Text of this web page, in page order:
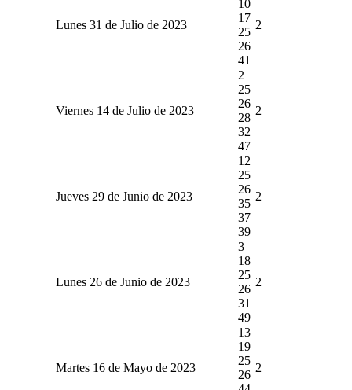
Lunes 31 de Julio de 2023
10
17
25
26
41
2
Viernes 14 de Julio de 2023
2
25
26
28
32
47
2
Jueves 29 de Junio de 2023
12
25
26
35
37
39
2
Lunes 26 de Junio de 2023
3
18
25
26
31
49
2
Martes 16 de Mayo de 2023
13
19
25
26
2